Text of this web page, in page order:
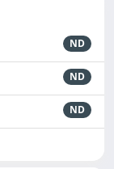
ND
ND
ND